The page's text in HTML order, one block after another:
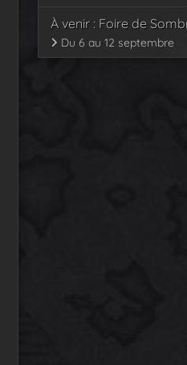
À venir : Foire de
Du 6 au 12 septembre